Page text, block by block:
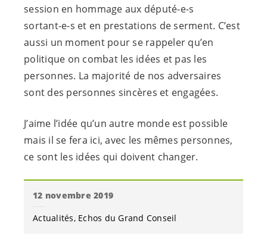
session en hommage aux député-e-s
sortant-e-s et en prestations de serment. C’est
aussi un moment pour se rappeler qu’en
politique on combat les idées et pas les
personnes. La majorité de nos adversaires
sont des personnes sincères et engagées.
J’aime l’idée qu’un autre monde est possible
mais il se fera ici, avec les mêmes personnes,
ce sont les idées qui doivent changer.
12 novembre 2019
Actualités Echos du Grand Conseil